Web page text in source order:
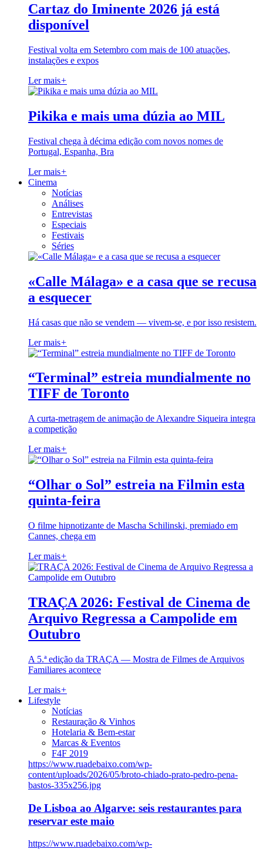
Cartaz do Iminente 2026 já está
disponível
Festival volta em Setembro com mais de 100 atuações,
instalações e expos
Ler mais+
Pikika e mais uma dúzia ao MIL
Festival chega à décima edição com novos nomes de
Portugal, Espanha, Bra
Ler mais+
Cinema
Notícias
Análises
Entrevistas
Especiais
Festivais
Séries
«Calle Málaga» e a casa que se recusa
a esquecer
Há casas que não se vendem — vivem-se, e por isso resistem.
Ler mais+
“Terminal” estreia mundialmente no
TIFF de Toronto
A curta-metragem de animação de Alexandre Siqueira integra
a competição
Ler mais+
“Olhar o Sol” estreia na Filmin esta
quinta-feira
O filme hipnotizante de Mascha Schilinski, premiado em
Cannes, chega em
Ler mais+
TRAÇA 2026: Festival de Cinema de
Arquivo Regressa a Campolide em
Outubro
A 5.ª edição da TRAÇA — Mostra de Filmes de Arquivos
Familiares acontece
Ler mais+
Lifestyle
Notícias
Restauração & Vinhos
Hotelaria & Bem-estar
Marcas & Eventos
F4F 2019
https://www.ruadebaixo.com/wp-
content/uploads/2026/05/broto-chiado-prato-pedro-pena-
bastos-335x256.jpg
De Lisboa ao Algarve: seis restaurantes para
reservar este maio
https://www.ruadebaixo.com/wp-